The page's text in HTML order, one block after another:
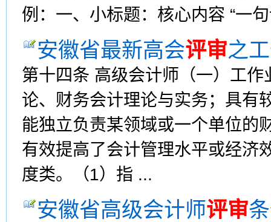
例：一、小标题：核心内容 “一
安徽省最新高会评审之
第十四条 高级会计师（一）工
论、财务会计理论与实务；具有
能独立负责某领域或一个单位的
有效提高了会计管理水平或经济
度类。（1）指 ...
安徽省高级会计师评审